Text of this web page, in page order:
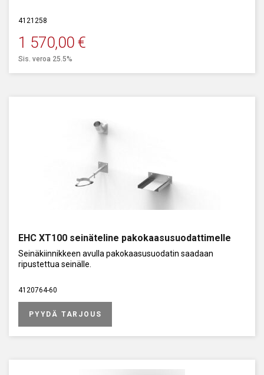
4121258
1 570,00 €
Sis. veroa 25.5%
EHC XT100 seinäteline pakokaasusuodattimelle
Seinäkiinnikkeen avulla pakokaasusuodatin saadaan
ripustettua seinälle.
4120764-60
PYYDÄ TARJOUS